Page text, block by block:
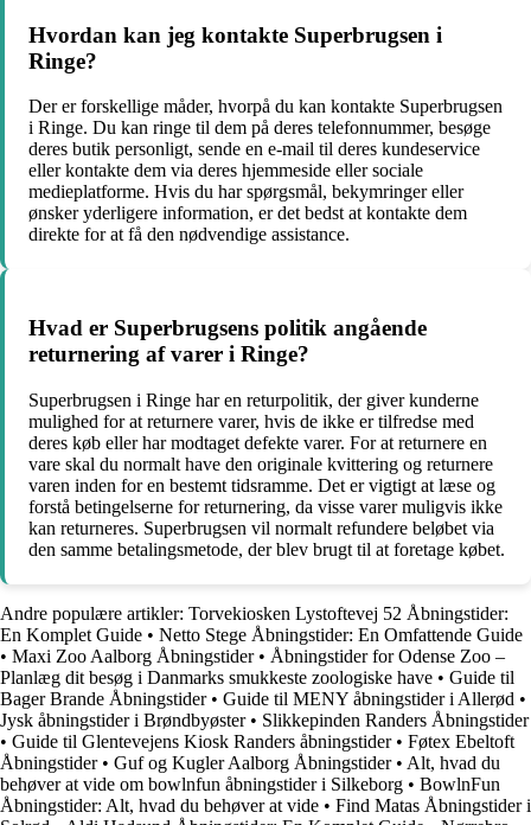
Hvordan kan jeg kontakte Superbrugsen i
Ringe?
Der er forskellige måder, hvorpå du kan kontakte Superbrugsen
i Ringe. Du kan ringe til dem på deres telefonnummer, besøge
deres butik personligt, sende en e-mail til deres kundeservice
eller kontakte dem via deres hjemmeside eller sociale
medieplatforme. Hvis du har spørgsmål, bekymringer eller
ønsker yderligere information, er det bedst at kontakte dem
direkte for at få den nødvendige assistance.
Hvad er Superbrugsens politik angående
returnering af varer i Ringe?
Superbrugsen i Ringe har en returpolitik, der giver kunderne
mulighed for at returnere varer, hvis de ikke er tilfredse med
deres køb eller har modtaget defekte varer. For at returnere en
vare skal du normalt have den originale kvittering og returnere
varen inden for en bestemt tidsramme. Det er vigtigt at læse og
forstå betingelserne for returnering, da visse varer muligvis ikke
kan returneres. Superbrugsen vil normalt refundere beløbet via
den samme betalingsmetode, der blev brugt til at foretage købet.
Andre populære artikler: Torvekiosken Lystoftevej 52 Åbningstider:
En Komplet Guide • Netto Stege Åbningstider: En Omfattende Guide
• Maxi Zoo Aalborg Åbningstider• Åbningstider for Odense Zoo –
Planlæg dit besøg i Danmarks smukkeste zoologiske have • Guide til
Bager Brande Åbningstider• Guide til MENY åbningstider i Allerød •
Jysk åbningstider i Brøndbyøster• Slikkepinden Randers Åbningstider
• Guide til Glentevejens Kiosk Randers åbningstider• Føtex Ebeltoft
Åbningstider• Guf og Kugler Aalborg Åbningstider• Alt, hvad du
behøver at vide om bowlnfun åbningstider i Silkeborg • BowlnFun
Åbningstider: Alt, hvad du behøver at vide • Find Matas Åbningstider i